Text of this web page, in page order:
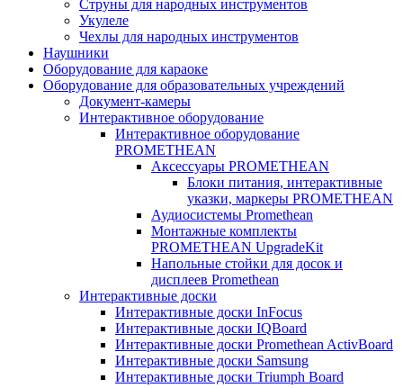
Струны для народных инструментов
Укулеле
Чехлы для народных инструментов
Наушники
Оборудование для караоке
Оборудование для образовательных учреждений
Документ-камеры
Интерактивное оборудование
Интерактивное оборудование
PROMETHEAN
Аксессуары PROMETHEAN
Блоки питания, интерактивные
указки, маркеры PROMETHEAN
Аудиосистемы Promethean
Монтажные комплекты
PROMETHEAN UpgradeKit
Напольные стойки для досок и
дисплеев Promethean
Интерактивные доски
Интерактивные доски InFocus
Интерактивные доски IQBoard
Интерактивные доски Promethean ActivBoard
Интерактивные доски Samsung
Интерактивные доски Triumph Board